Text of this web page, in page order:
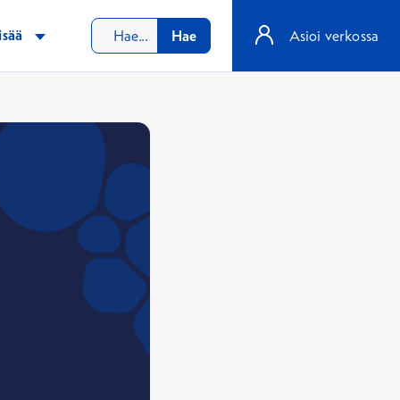
Hae Asioi verkossa